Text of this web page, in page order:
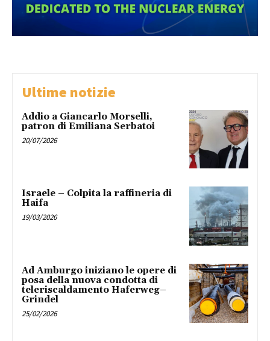
Ultime notizie
Addio a Giancarlo Morselli,
patron di Emiliana Serbatoi
20/07/2026
Israele – Colpita la raffineria di
Haifa
19/03/2026
Ad Amburgo iniziano le opere di
posa della nuova condotta di
teleriscaldamento Haferweg–
Grindel
25/02/2026